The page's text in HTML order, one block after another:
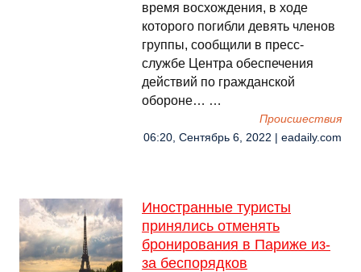
время восхождения, в ходе
которого погибли девять членов
группы, сообщили в пресс-
службе Центра обеспечения
действий по гражданской
обороне… …
Происшествия
06:20, Сентябрь 6, 2022 | eadaily.com
Иностранные туристы
принялись отменять
бронирования в Париже из-
за беспорядков